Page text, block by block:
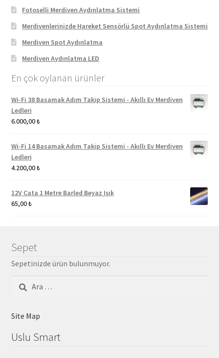
Fotoselli Merdiven Aydınlatma Sistemi
Merdivenlerinizde Hareket Sensörlü Spot Aydınlatma Sistemi
Merdiven Spot Aydınlatma
Merdiven Aydınlatma LED
En çok oylanan ürünler
Wi-Fi 38 Basamak Adım Takip Sistemi - Akıllı Ev Merdiven
Ledleri
6.000,00₺
Wi-Fi 14 Basamak Adım Takip Sistemi - Akıllı Ev Merdiven
Ledleri
4.200,00₺
12V Cata 1 Metre Barled Beyaz Işık
65,00₺
Sepet
Sepetinizde ürün bulunmuyor.
Site Map
Uslu Smart